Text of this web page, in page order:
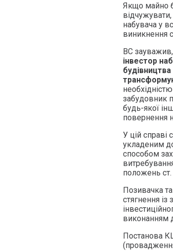
Якщо майно
набувача у
виникнення
ВС
інвестор
забудовник
будь-якої
повернення
У цій справі
укладеним
способом
положень ст.
Позивачка
стягнення
виконанням
Постанова